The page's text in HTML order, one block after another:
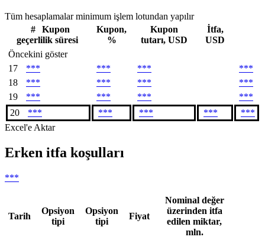
Tüm hesaplamalar minimum işlem lotundan yapılır
#
Kupon
geçerlilik süresi
Kupon,
%
Kupon
tutarı, USD
İtfa,
USD
Öncekini göster
17
*** *** ***
***
18
*** *** ***
***
19
*** *** ***
***
20
*** *** *** ***
***
Excel'e Aktar
Erken itfa koşulları
***
Tarih
Opsiyon
tipi
Opsiyon
tipi
Fiyat
Nominal değer
üzerinden itfa
edilen miktar,
mln.